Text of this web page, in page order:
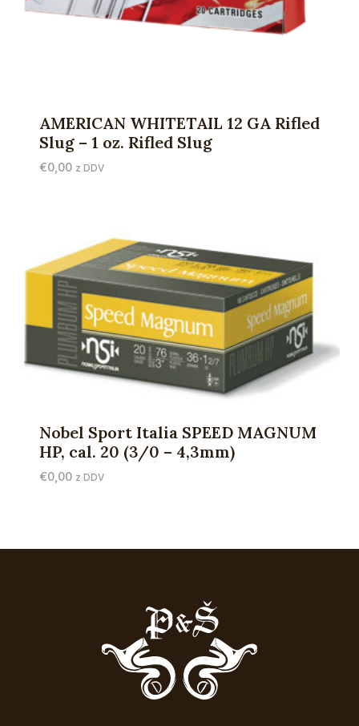
AMERICAN WHITETAIL 12 GA Rifled
Slug – 1 oz. Rifled Slug
€0,00 z DDV
Nobel Sport Italia SPEED MAGNUM
HP, cal. 20 (3/0 – 4,3mm)
€0,00 z DDV